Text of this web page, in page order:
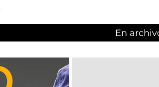
En